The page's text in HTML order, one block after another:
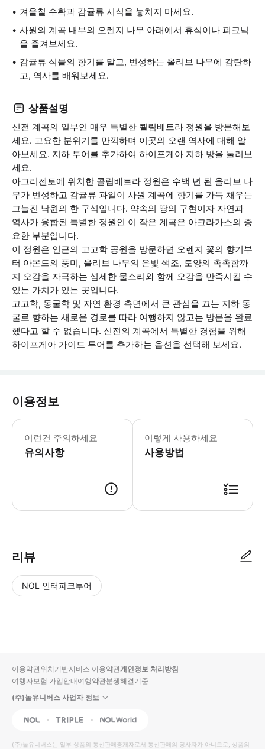
겨울철 수확과 감귤류 시식을 놓치지 마세요.
사원의 계곡 내부의 오렌지 나무 아래에서 휴식이나 피크닉
을 즐겨보세요.
감귤류 식물의 향기를 맡고, 번성하는 올리브 나무에 감탄하
고, 역사를 배워보세요.
상품설명
신전 계곡의 일부인 매우 특별한 쾰림베트라 정원을 방문해보
세요. 고요한 분위기를 만끽하며 이곳의 오랜 역사에 대해 알
아보세요. 지하 투어를 추가하여 하이포게아 지하 방을 둘러보
세요.
아그리젠토에 위치한 콜림베트라 정원은 수백 년 된 올리브 나
무가 번성하고 감귤류 과일이 사원 계곡에 향기를 가득 채우는
그늘진 낙원의 한 구석입니다. 약속의 땅의 구현이자 자연과
역사가 융합된 특별한 정원인 이 작은 계곡은 아크라가스의 중
요한 부분입니다.
이 정원은 인근의 고고학 공원을 방문하면 오렌지 꽃의 향기부
터 아몬드의 풍미, 올리브 나무의 은빛 색조, 토양의 촉촉함까
지 오감을 자극하는 섬세한 물소리와 함께 오감을 만족시킬 수
있는 가치가 있는 곳입니다.
고고학, 동굴학 및 자연 환경 측면에서 큰 관심을 끄는 지하 동
굴로 향하는 새로운 경로를 따라 여행하지 않고는 방문을 완료
했다고 할 수 없습니다. 신전의 계곡에서 특별한 경험을 위해
하이포게아 가이드 투어를 추가하는 옵션을 선택해 보세요.
이용정보
이런건 주의하세요
유의사항
사원의 계곡 티켓을 구매해야 입장할
이렇게 사용하세요
사용방법
리뷰
NOL 인터파크투어
입니
다.
높
동
순
상
이용약관위치기반서비스 이용약관개인정보 처리방침
여행자보험 가입안내여행약관분쟁해결기준
(주)놀유니버스 사업자 정보
NOL Triple Interpark Global
(주)놀유니버스는 일부 상품의 통신판매중개자로서 통신판매의 당사자가 아니므로, 상품의